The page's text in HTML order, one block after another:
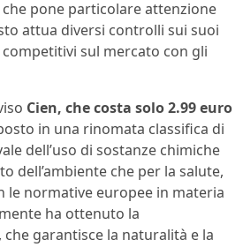
che pone particolare attenzione
attua diversi controlli sui suoi
sul mercato con gli
Cien, che costa solo 2.99 euro
in una rinomata classifica di
dell’uso di sostanze chimiche
dell’ambiente che per la salute,
le normative europee in materia
ha ottenuto la
garantisce la naturalità e la